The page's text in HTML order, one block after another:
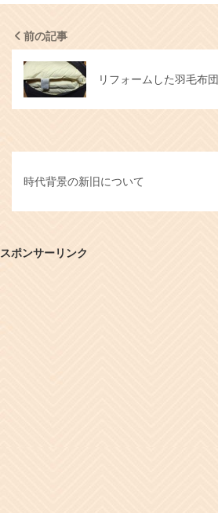
前の記事
リフォームした羽毛布団
時代背景の新旧について
スポンサーリンク